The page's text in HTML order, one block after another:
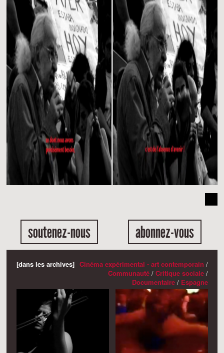
soutenez-nous abonnez-vous
[dans les archives] Cinéma expérimental - art contemporain /
Communauté/ Critique sociale/
Documentaire/ Espagne